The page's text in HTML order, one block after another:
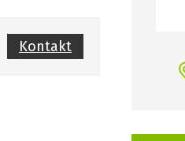
Kontakt